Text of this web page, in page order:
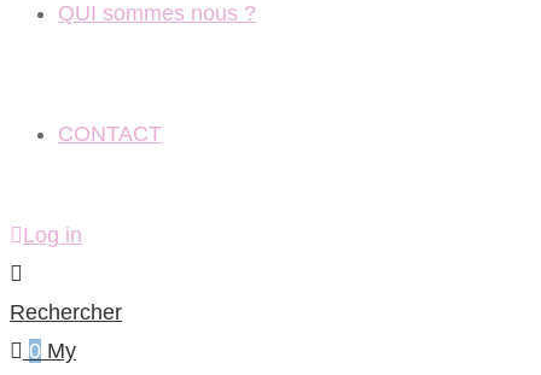
QUI sommes nous ?
CONTACT
Log in
Rechercher
0 My